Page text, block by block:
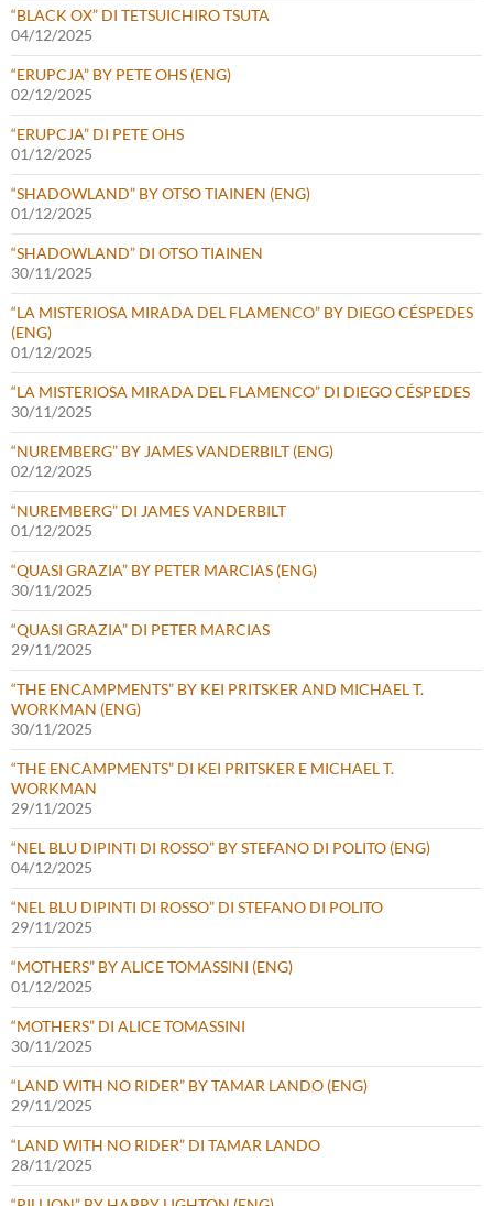
“BLACK OX” DI TETSUICHIRO TSUTA
04/12/2025
“ERUPCJA” BY PETE OHS (ENG)
02/12/2025
“ERUPCJA” DI PETE OHS
01/12/2025
“SHADOWLAND” BY OTSO TIAINEN (ENG)
01/12/2025
“SHADOWLAND” DI OTSO TIAINEN
30/11/2025
“LA MISTERIOSA MIRADA DEL FLAMENCO” BY DIEGO CÉSPEDES
(ENG)
01/12/2025
“LA MISTERIOSA MIRADA DEL FLAMENCO” DI DIEGO CÉSPEDES
30/11/2025
“NUREMBERG” BY JAMES VANDERBILT (ENG)
02/12/2025
“NUREMBERG” DI JAMES VANDERBILT
01/12/2025
“QUASI GRAZIA” BY PETER MARCIAS (ENG)
30/11/2025
“QUASI GRAZIA” DI PETER MARCIAS
29/11/2025
“THE ENCAMPMENTS” BY KEI PRITSKER AND MICHAEL T.
WORKMAN (ENG)
30/11/2025
“THE ENCAMPMENTS” DI KEI PRITSKER E MICHAEL T.
WORKMAN
29/11/2025
“NEL BLU DIPINTI DI ROSSO” BY STEFANO DI POLITO (ENG)
04/12/2025
“NEL BLU DIPINTI DI ROSSO” DI STEFANO DI POLITO
29/11/2025
“MOTHERS” BY ALICE TOMASSINI (ENG)
01/12/2025
“MOTHERS” DI ALICE TOMASSINI
30/11/2025
“LAND WITH NO RIDER” BY TAMAR LANDO (ENG)
29/11/2025
“LAND WITH NO RIDER” DI TAMAR LANDO
28/11/2025